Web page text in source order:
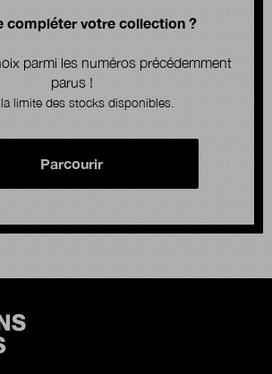
compléter votre collection ?
parmi les numéros précédemment
parus !
limite des stocks disponibles.
Parcourir